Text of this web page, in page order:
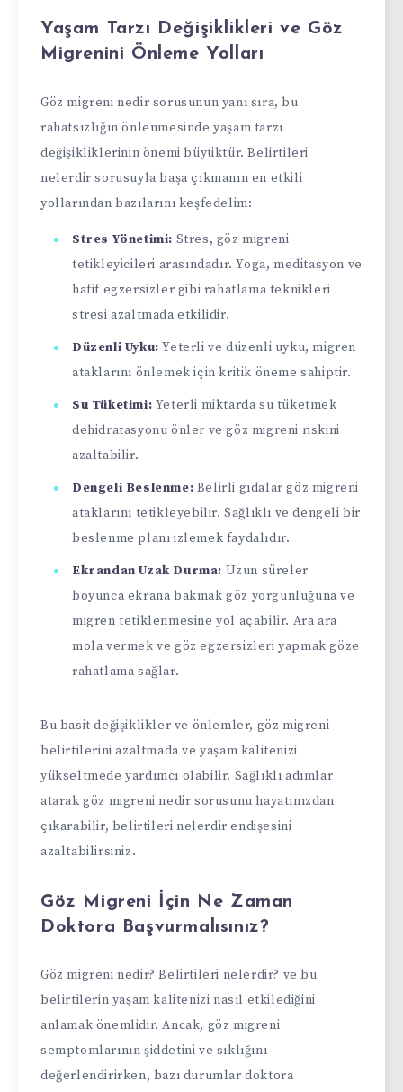
Yaşam Tarzı Değişiklikleri ve Göz
Migrenini Önleme Yolları
Göz migreni nedir sorusunun yanı sıra, bu
rahatsızlığın önlenmesinde yaşam tarzı
değişikliklerinin önemi büyüktür. Belirtileri
nelerdir sorusuyla başa çıkmanın en etkili
yollarından bazılarını keşfedelim:
Stres Yönetimi: Stres, göz migreni
tetikleyicileri arasındadır. Yoga, meditasyon ve
hafif egzersizler gibi rahatlama teknikleri
stresi azaltmada etkilidir.
Düzenli Uyku: Yeterli ve düzenli uyku, migren
ataklarını önlemek için kritik öneme sahiptir.
Su Tüketimi: Yeterli miktarda su tüketmek
dehidratasyonu önler ve göz migreni riskini
azaltabilir.
Dengeli Beslenme: Belirli gıdalar göz migreni
ataklarını tetikleyebilir. Sağlıklı ve dengeli bir
beslenme planı izlemek faydalıdır.
Ekrandan Uzak Durma: Uzun süreler
boyunca ekrana bakmak göz yorgunluğuna ve
migren tetiklenmesine yol açabilir. Ara ara
mola vermek ve göz egzersizleri yapmak göze
rahatlama sağlar.
Bu basit değişiklikler ve önlemler, göz migreni
belirtilerini azaltmada ve yaşam kalitenizi
yükseltmede yardımcı olabilir. Sağlıklı adımlar
atarak göz migreni nedir sorusunu hayatınızdan
çıkarabilir, belirtileri nelerdir endişesini
azaltabilirsiniz.
Göz Migreni İçin Ne Zaman
Doktora Başvurmalısınız?
Göz migreni nedir? Belirtileri nelerdir? ve bu
belirtilerin yaşam kalitenizi nasıl etkilediğini
anlamak önemlidir. Ancak, göz migreni
semptomlarının şiddetini ve sıklığını
değerlendirirken, bazı durumlar doktora